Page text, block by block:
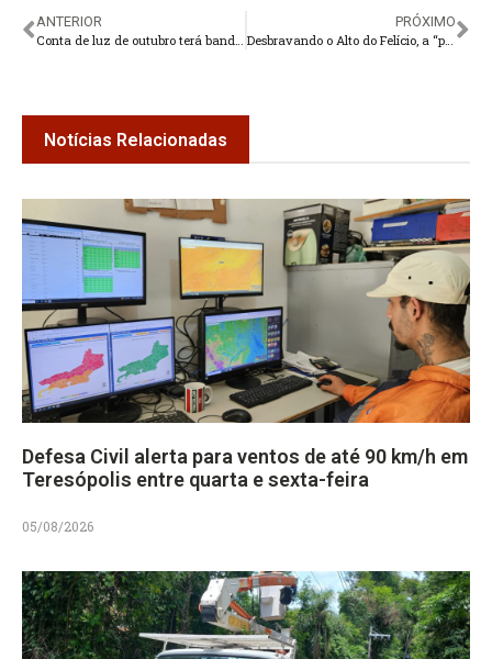
ANTERIOR
PRÓXIMO
Notícias Relacionadas
Defesa Civil alerta para ventos de até 90 km/h em
Teresópolis entre quarta e sexta-feira
05/08/2026